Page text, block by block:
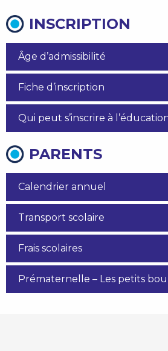
INSCRIPTION
Âge d’admissibilité
Fiche d’inscription
Qui peut s’inscrire à
PARENTS
Calendrier annuel
Transport scolaire
Frais scolaires
Prématernelle – Les petits